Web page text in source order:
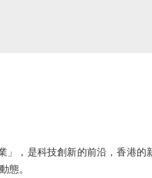
是科技創新的前沿，香港的
態。